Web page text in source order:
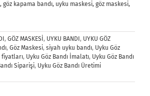
göz kapama bandı, uyku maskesi, göz maskesi,
, GÖZ MASKESİ , UYKU BANDI , UYKU GÖZ
, Göz Maskesi, siyah uyku bandı, Uyku Göz
fiyatları, Uyku Göz Bandı İmalatı, Uyku Göz Bandı
Siparişi, Uyku Göz Bandı Üretimi